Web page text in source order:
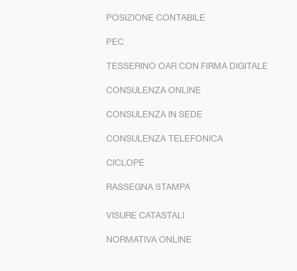
POSIZIONE CONTABILE
PEC
TESSERINO OAR CON FIRMA DIGITALE
CONSULENZA ONLINE
CONSULENZA IN SEDE
CONSULENZA TELEFONICA
CICLOPE
RASSEGNA STAMPA
VISURE CATASTALI
NORMATIVA ONLINE